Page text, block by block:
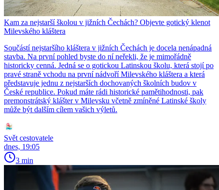
Kam za nejstarší školou v jižních Čechách? Objevte gotický klenot
Milevského kláštera
Součástí nejstaršího kláštera v jižních Čechách je docela nenápadná
stavba. Na první pohled byste do ní neřekli, že je mimořádně
historicky cenná. Jedná se o gotickou Latinskou školu, která stojí po
pravé straně vchodu na první nádvoří Milevského kláštera a která
představuje jednu z nejstarších dochovaných školních budov v
České republice. Pokud máte rádi historické pamětihodnosti, pak
premonstrátský klášter v Milevsku včetně zmíněné Latinské školy
může být dalším cílem vašich výletů.
Svět cestovatele
dnes, 19:05
3 min